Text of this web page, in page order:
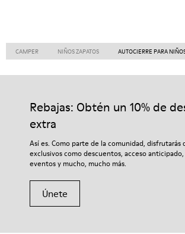
CAMPER NIÑOS ZAPATOS AUTOCIERRE PARA
Rebajas: Obtén un 10% de
extra
Así es. Como parte de la comunidad, disfrutarás
exclusivos como descuentos, acceso
eventos y mucho, mucho más.
Únete